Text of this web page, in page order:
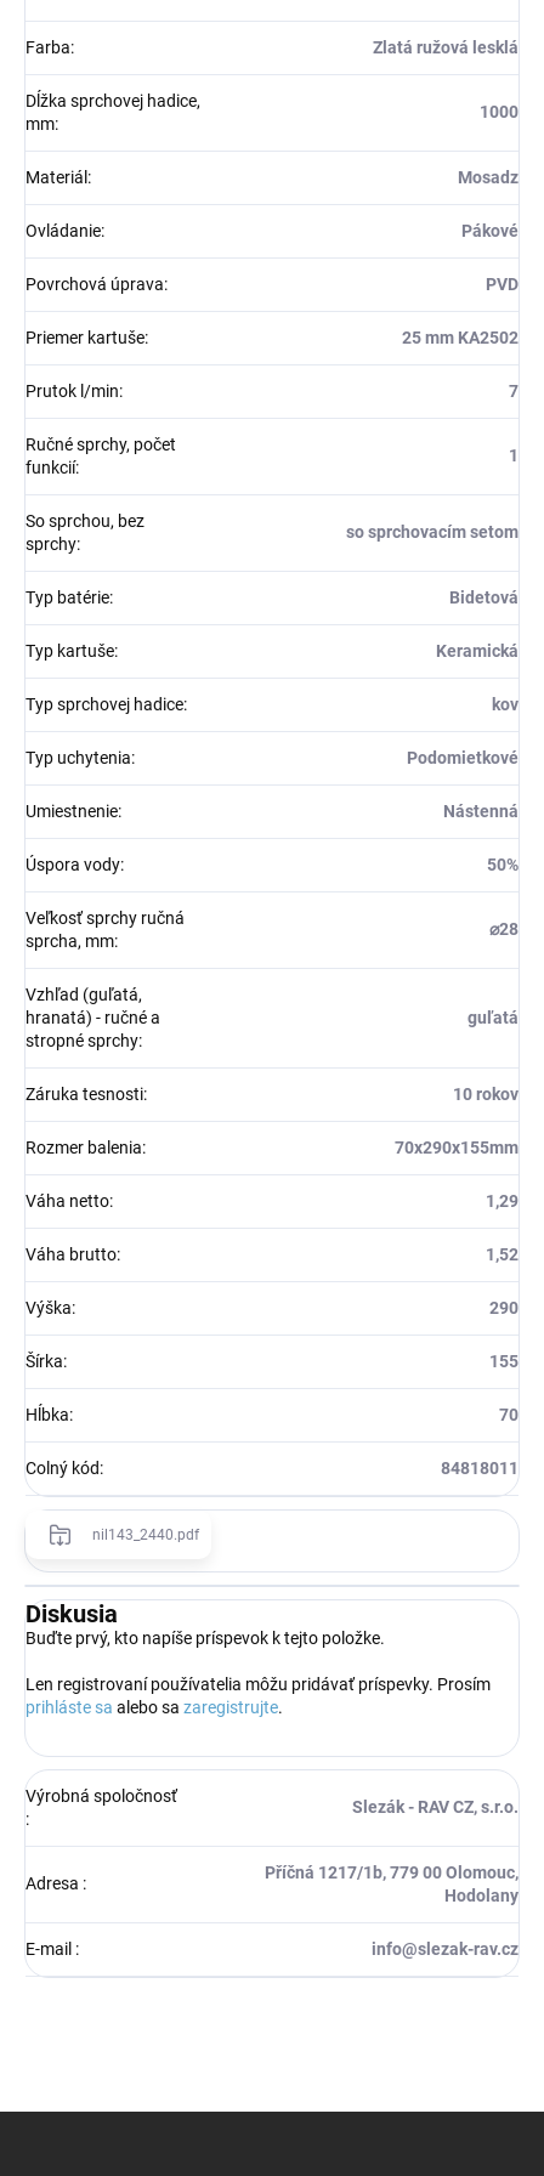
Farba: Zlatá ružová lesklá
Dĺžka sprchovej hadice,
mm:
1000
Materiál : Mosadz
Ovládanie: Pákové
Povrchová úprava: PVD
Priemer kartuše: 25 mm KA2502
Prutok l/min: 7
Ručné sprchy, počet
funkcií:
1
So sprchou, bez
sprchy:
so sprchovacím setom
Typ batérie: Bidetová
Typ kartuše: Keramická
Typ sprchovej hadice: kov
Typ uchytenia: Podomietkové
Umiestnenie: Nástenná
Úspora vody: 50%
Veľkosť sprchy ručná
sprcha, mm:
⌀28
Vzhľad (guľatá,
hranatá) - ručné a
stropné sprchy:
guľatá
Záruka tesnosti: 10 rokov
Rozmer balenia: 70x290x155mm
Váha netto: 1,29
Váha brutto: 1,52
Výška: 290
Šírka: 155
Hĺbka: 70
Colný kód: 84818011
nil143_2440.pdf
Diskusia
Buďte prvý, kto napíše príspevok k tejto položke.
Len registrovaní používatelia môžu pridávať príspevky. Prosím
prihláste sa alebo sa zaregistrujte.
Výrobná spoločnosť
:
Slezák - RAV CZ, s.r.o.
Adresa :
Příčná 1217/1b, 779 00 Olomouc,
Hodolany
E-mail : info@slezak-rav.cz